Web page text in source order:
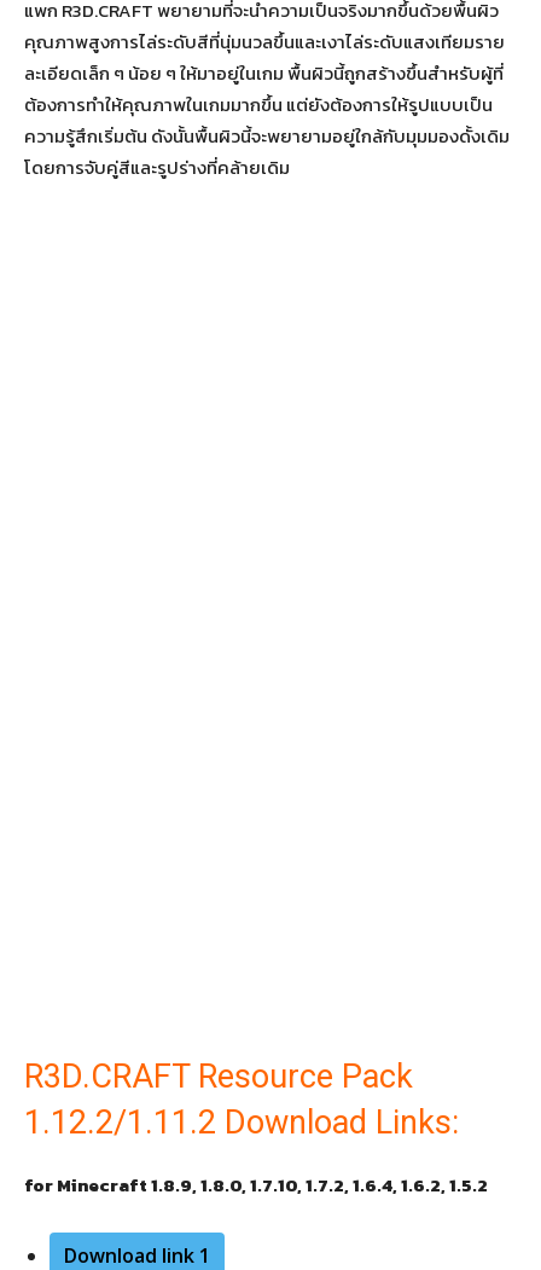
แพก R3D.CRAFT พยายามที่จะนำความเป็นจริงมากขึ้นด้วยพื้นผิว
คุณภาพสูงการไล่ระดับสีที่นุ่มนวลขึ้นและเงาไล่ระดับแสงเทียมราย
ละเอียดเล็ก ๆ น้อย ๆ ให้มาอยู่ในเกมพื้นผิวนี้ถูกสร้างขึ้นสำหรับผู้ที่
ต้องการทำให้คุณภาพในเกมมากขึ้น แต่ยังต้องการให้รูปแบบเป็น
ความรู้สึกเริ่มต้น ดังนั้นพื้นผิวนี้จะพยายามอยู่ใกล้กับมุมมองดั้งเดิม
โดยการจับคู่สีและรูปร่างที่คล้ายเดิม
R3D.CRAFT Resource Pack
1.12.2/1.11.2 Download Links:
for Minecraft 1.8.9, 1.8.0, 1.7.10, 1.7.2, 1.6.4, 1.6.2, 1.5.2
Download link 1